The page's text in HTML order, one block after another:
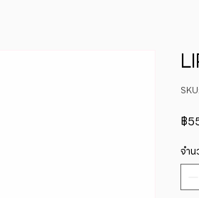
฿
จำน